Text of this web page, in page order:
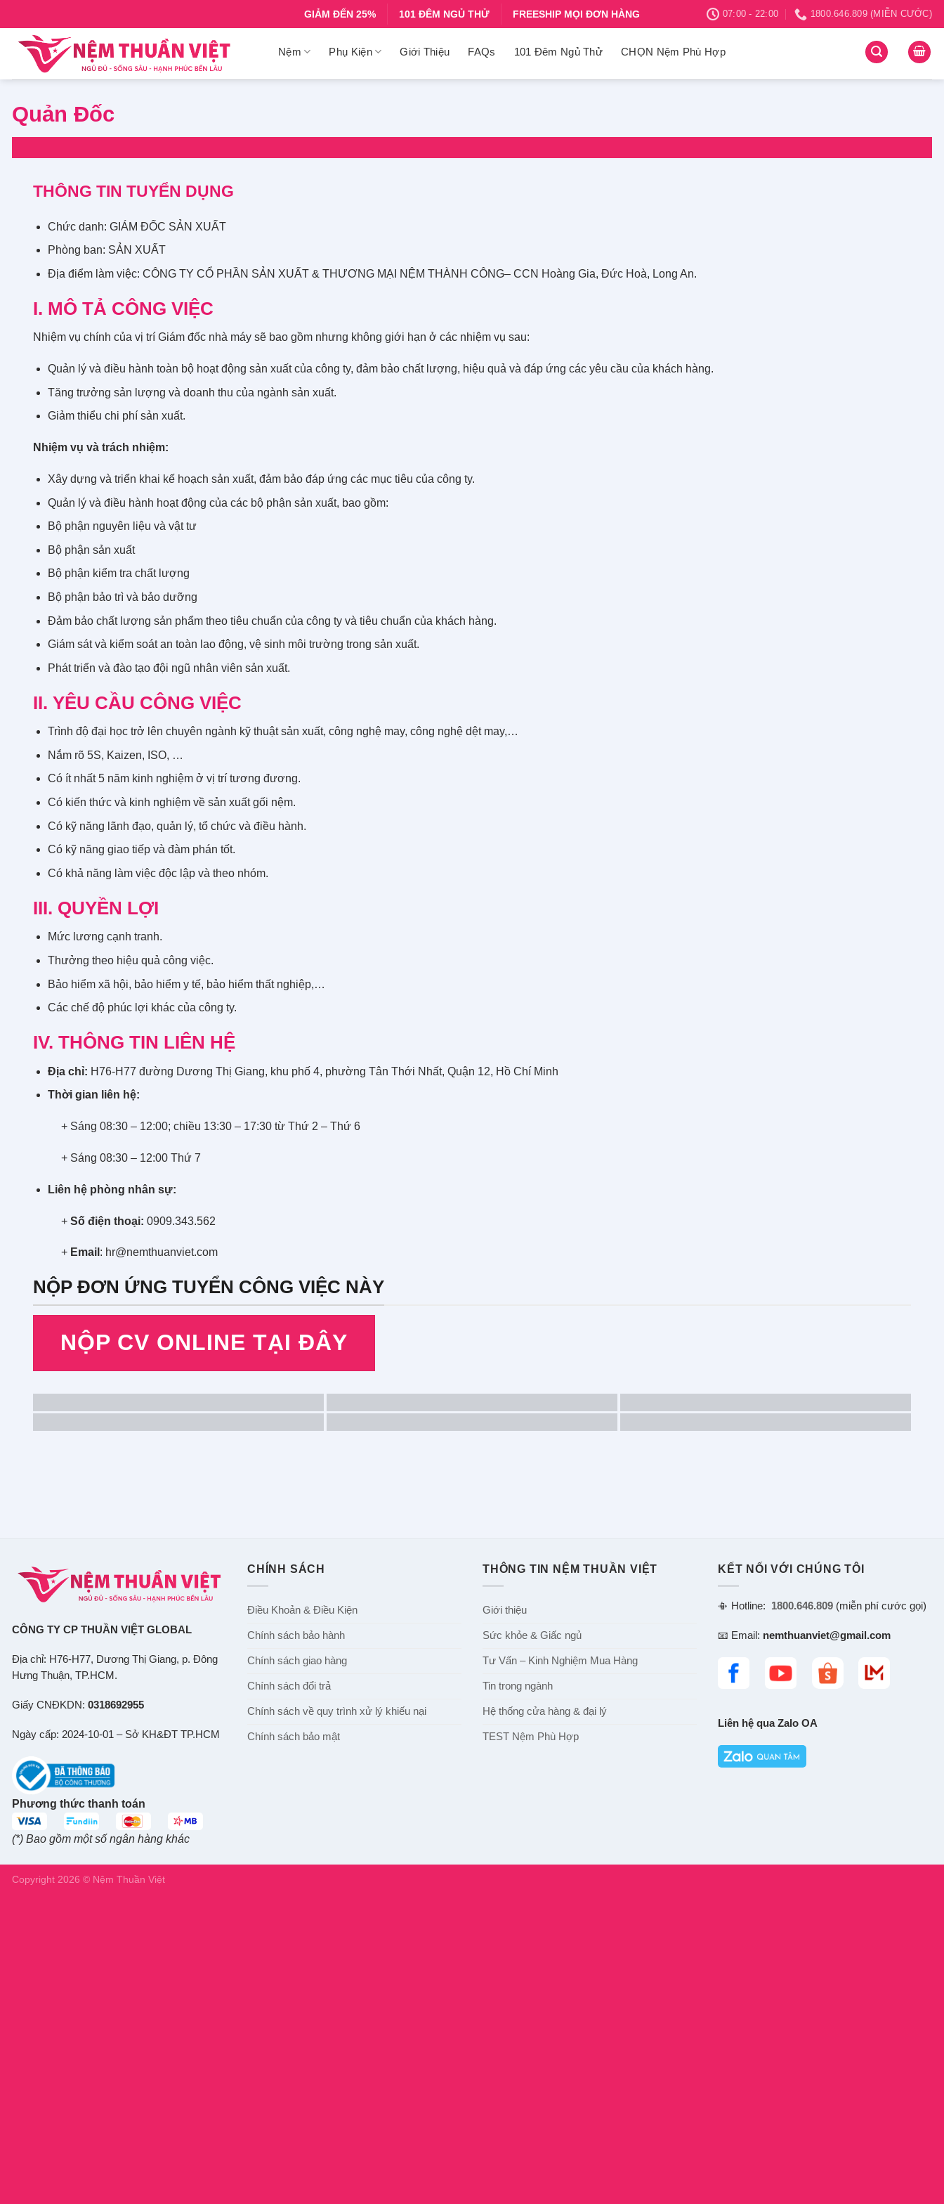
to
content
GIẢM ĐẾN 25% 101 ĐÊM NGỦ THỬ FREESHIP MỌI ĐƠN HÀNG 07:00 - 22:00 1800.646.809 (MIỄN CƯỚC)
Nệm Phụ Kiện Giới Thiệu FAQs 101 Đêm Ngủ Thử CHỌN Nệm Phù Hợp
Quản Đốc
THÔNG TIN TUYỂN DỤNG
Chức danh: GIÁM ĐỐC SẢN XUẤT
Phòng ban: SẢN XUẤT
Địa điểm làm việc: CÔNG TY CỔ PHẦN SẢN XUẤT & THƯƠNG MẠI NỆM THÀNH CÔNG– CCN Hoàng Gia, Đức Hoà, Long An.
I. MÔ TẢ CÔNG VIỆC
Nhiệm vụ chính của vị trí Giám đốc nhà máy sẽ bao gồm nhưng không giới hạn ở các nhiệm vụ sau:
Quản lý và điều hành toàn bộ hoạt động sản xuất của công ty, đảm bảo chất lượng, hiệu quả và đáp ứng các yêu cầu của khách hàng.
Tăng trưởng sản lượng và doanh thu của ngành sản xuất.
Giảm thiểu chi phí sản xuất.
Nhiệm vụ và trách nhiệm:
Xây dựng và triển khai kế hoạch sản xuất, đảm bảo đáp ứng các mục tiêu của công ty.
Quản lý và điều hành hoạt động của các bộ phận sản xuất, bao gồm:
Bộ phận nguyên liệu và vật tư
Bộ phận sản xuất
Bộ phận kiểm tra chất lượng
Bộ phận bảo trì và bảo dưỡng
Đảm bảo chất lượng sản phẩm theo tiêu chuẩn của công ty và tiêu chuẩn của khách hàng.
Giám sát và kiểm soát an toàn lao động, vệ sinh môi trường trong sản xuất.
Phát triển và đào tạo đội ngũ nhân viên sản xuất.
II. YÊU CẦU CÔNG VIỆC
Trình độ đại học trở lên chuyên ngành kỹ thuật sản xuất, công nghệ may, công nghệ dệt may,…
Nắm rõ 5S, Kaizen, ISO, …
Có ít nhất 5 năm kinh nghiệm ở vị trí tương đương.
Có kiến thức và kinh nghiệm về sản xuất gối nệm.
Có kỹ năng lãnh đạo, quản lý, tổ chức và điều hành.
Có kỹ năng giao tiếp và đàm phán tốt.
Có khả năng làm việc độc lập và theo nhóm.
III. QUYỀN LỢI
Mức lương cạnh tranh.
Thưởng theo hiệu quả công việc.
Bảo hiểm xã hội, bảo hiểm y tế, bảo hiểm thất nghiệp,…
Các chế độ phúc lợi khác của công ty.
IV. THÔNG TIN LIÊN HỆ
Địa chỉ: H76-H77 đường Dương Thị Giang, khu phố 4, phường Tân Thới Nhất, Quận 12, Hồ Chí Minh
Thời gian liên hệ:
+ Sáng 08:30 – 12:00; chiều 13:30 – 17:30 từ Thứ 2 – Thứ 6
+ Sáng 08:30 – 12:00 Thứ 7
Liên hệ phòng nhân sự:
+ Số điện thoại: 0909.343.562
+ Email : hr@nemthuanviet.com
NỘP ĐƠN ỨNG TUYỂN CÔNG VIỆC NÀY
NỘP CV ONLINE TẠI ĐÂY
CÔNG TY CP THUẦN VIỆT GLOBAL
Địa chỉ: H76-H77, Dương Thị Giang, p. Đông
Hưng Thuận, TP.HCM.
Giấy CNĐKDN: 0318692955
Ngày cấp: 2024-10-01 – Sở KH&ĐT TP.HCM
Phương thức thanh toán
(*) Bao gồm một số ngân hàng khác
CHÍNH SÁCH
Điều Khoản & Điều Kiện
Chính sách bảo hành
Chính sách giao hàng
Chính sách đổi trả
Chính sách về quy trình xử lý khiếu nại
Chính sách bảo mật
THÔNG TIN NỆM THUẦN VIỆT
Giới thiệu
Sức khỏe & Giấc ngủ
Tư Vấn – Kinh Nghiệm Mua Hàng
Tin trong ngành
Hệ thống cửa hàng & đại lý
TEST Nệm Phù Hợp
KẾT NỐI VỚI CHÚNG TÔI
📳 Hotline: 1800.646.809 (miễn phí cước gọi)
📧 Email: nemthuanviet@gmail.com
Liên hệ qua Zalo OA
Copyright 2026 © Nệm Thuần Việt